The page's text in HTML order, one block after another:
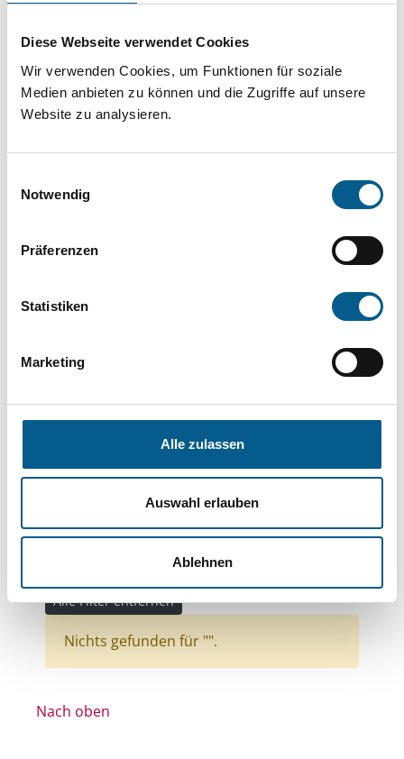
Diese Webseite verwendet Cookies
Wir verwenden Cookies, um Funktionen für soziale
Medien anbieten zu können und die Zugriffe auf unsere
Website zu analysieren.
Notwendig
Präferenzen
Statistiken
Marketing
Alle zulassen
Auswahl erlauben
Ablehnen
Suche bitte die Groß- und Kleinschreibung
beachten.
Kategorien verfeinert werden.
Suchen
Aktive Filter:
Themen: Integration
Themen: Seniorinnen, Senioren & Pflege
Themen: Wissenschaft und Forschung
Themen: Politische Bildung & Demokratie
Themen: Ländliche Entwicklung
Themen: Bürgerschaftliches Engagement
Themen: Denkmalschutz und Denkmalpflege
Alle Filter entfernen
Nichts gefunden für "".
Nach oben